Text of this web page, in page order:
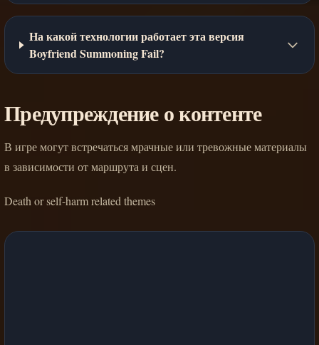
На какой технологии работает эта версия
Boyfriend Summoning Fail?
Предупреждение о контенте
В игре могут встречаться мрачные или тревожные материалы
в зависимости от маршрута и сцен.
Death or self-harm related themes